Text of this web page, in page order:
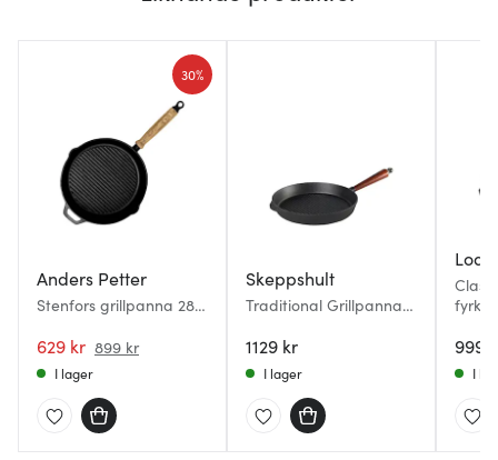
Anders Petter
Stenfors grillpanna 28
629 kr 899 kr
30%
I lager
Skeppshult
Traditional Grillpanna
1129 kr
I lager
999
I